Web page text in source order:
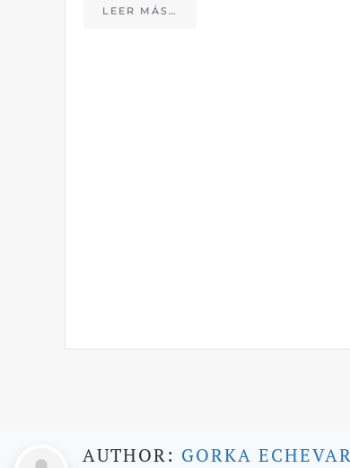
LEER MÁS…
AUTHOR: GORKA